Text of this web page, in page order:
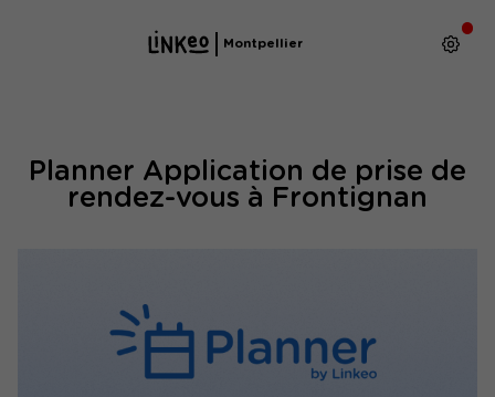
Montpellier
Planner Application de prise de
rendez-vous à Frontignan